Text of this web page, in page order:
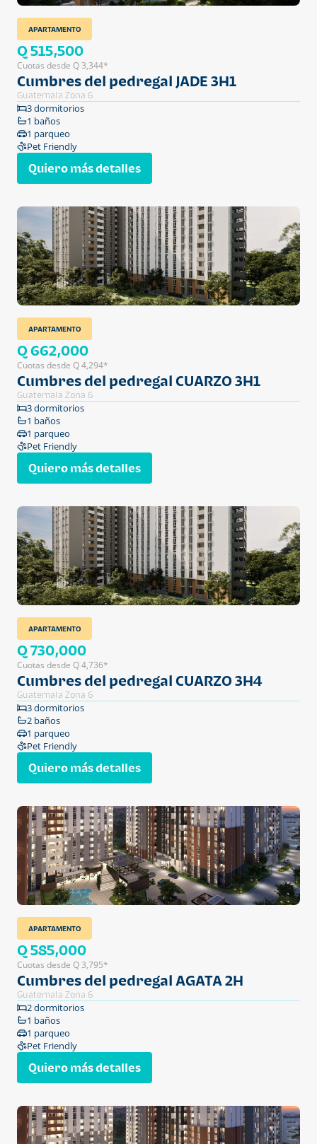
APARTAMENTO
Q 515,500
Cuotas desde Q 3,344*
Cumbres del pedregal JADE 3H1
Guatemala Zona 6
3 dormitorios
1 baños
1 parqueo
Pet Friendly
Quiero más detalles
APARTAMENTO
Q 662,000
Cuotas desde Q 4,294*
Cumbres del pedregal CUARZO 3H1
Guatemala Zona 6
3 dormitorios
1 baños
1 parqueo
Pet Friendly
Quiero más detalles
APARTAMENTO
Q 730,000
Cuotas desde Q 4,736*
Cumbres del pedregal CUARZO 3H4
Guatemala Zona 6
3 dormitorios
2 baños
1 parqueo
Pet Friendly
Quiero más detalles
APARTAMENTO
Q 585,000
Cuotas desde Q 3,795*
Cumbres del pedregal AGATA 2H
Guatemala Zona 6
2 dormitorios
1 baños
1 parqueo
Pet Friendly
Quiero más detalles